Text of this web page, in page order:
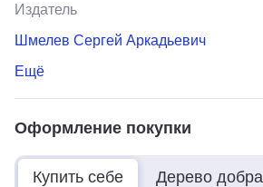
Издатель
Шмелев Сергей Аркадьевич
Ещё
Оформление покупки
Купить себе Дерево добра